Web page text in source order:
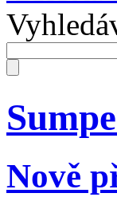
Nově